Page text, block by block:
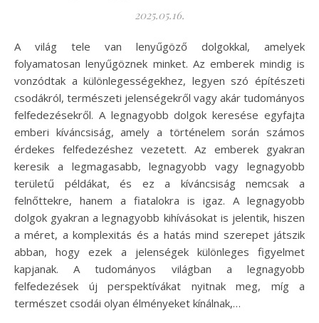
2025.05.16.
A világ tele van lenyűgöző dolgokkal, amelyek
folyamatosan lenyűgöznek minket. Az emberek mindig is
vonzódtak a különlegességekhez, legyen szó építészeti
csodákról, természeti jelenségekről vagy akár tudományos
felfedezésekről. A legnagyobb dolgok keresése egyfajta
emberi kíváncsiság, amely a történelem során számos
érdekes felfedezéshez vezetett. Az emberek gyakran
keresik a legmagasabb, legnagyobb vagy legnagyobb
területű példákat, és ez a kíváncsiság nemcsak a
felnőttekre, hanem a fiatalokra is igaz. A legnagyobb
dolgok gyakran a legnagyobb kihívásokat is jelentik, hiszen
a méret, a komplexitás és a hatás mind szerepet játszik
abban, hogy ezek a jelenségek különleges figyelmet
kapjanak. A tudományos világban a legnagyobb
felfedezések új perspektívákat nyitnak meg, míg a
természet csodái olyan élményeket kínálnak,…